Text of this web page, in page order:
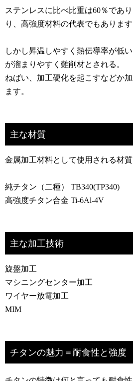
ステンレスに比べ比重は60％であ
り、高強度材料の代表でもあります
しかし昇温しやすく熱伝導率が低
が溜まりやすく難削材とされる。
ねばい、加工硬化を起こすなどか
ます。
主な材質
金属加工材料として使用される材
純チタン（二種） TB340(TP340)
高強度チタン合金 Ti-6Al-4V
主な加工技術
旋盤加工
マシニングセンター加工
ワイヤー放電加工
MIM
チタンの魅力＝耐食性と強度